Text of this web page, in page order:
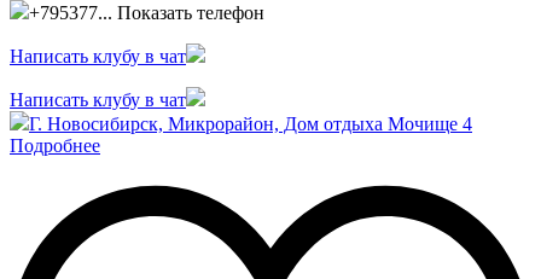
+795377... Показать телефон
Написать клубу в чат
Написать клубу в чат
Г. Новосибирск, Микрорайон, Дом отдыха Мочище 4
Подробнее